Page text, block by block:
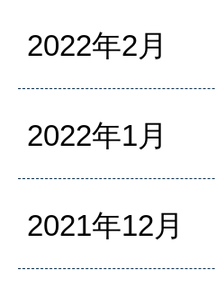
2022年2月
2022年1月
2021年12月